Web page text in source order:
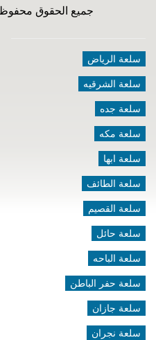
جميع الحقوق
سلعة الرياض
سلعة الشرقيه
سلعة جده
سلعة مكه
سلعة ابها
سلعة الطائف
سلعة القصيم
سلعة حائل
سلعة الباحه
سلعة حفر الباطن
سلعة جازان
سلعة نجران